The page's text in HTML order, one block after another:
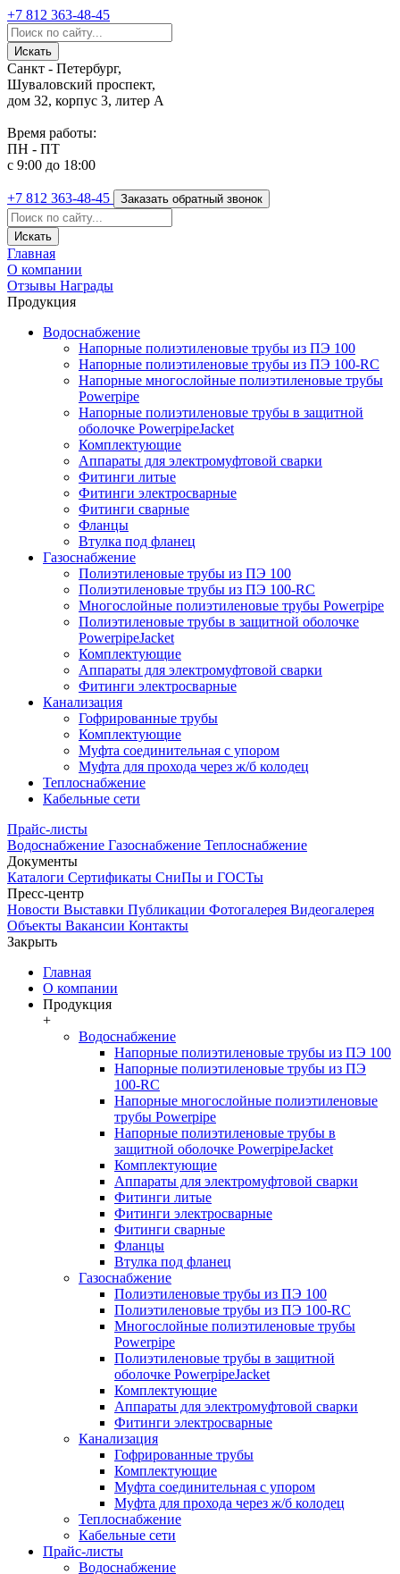
+7 812 363-48-45
Санкт - Петербург,
Шуваловский проспект,
дом 32, корпус 3, литер А
Время работы:
ПН - ПТ
с 9:00 до 18:00
+7 812 363-48-45 Заказать обратный звонок
Главная
О компании
Отзывы Награды
Продукция
Водоснабжение
Напорные полиэтиленовые трубы из ПЭ 100
Напорные полиэтиленовые трубы из ПЭ 100-RC
Напорные многослойные полиэтиленовые трубы
Powerpipe
Напорные полиэтиленовые трубы в защитной
оболочке PowerpipeJacket
Комплектующие
Аппараты для электромуфтовой сварки
Фитинги литые
Фитинги электросварные
Фитинги сварные
Фланцы
Втулка под фланец
Газоснабжение
Полиэтиленовые трубы из ПЭ 100
Полиэтиленовые трубы из ПЭ 100-RC
Многослойные полиэтиленовые трубы Powerpipe
Полиэтиленовые трубы в защитной оболочке
PowerpipeJacket
Комплектующие
Аппараты для электромуфтовой сварки
Фитинги электросварные
Канализация
Гофрированные трубы
Комплектующие
Муфта соединительная с упором
Муфта для прохода через ж/б колодец
Теплоснабжение
Кабельные сети
Прайс-листы
Водоснабжение Газоснабжение Теплоснабжение
Документы
Каталоги Сертификаты СниПы и ГОСТы
Пресс-центр
Новости Выставки Публикации Фотогалерея Видеогалерея
Объекты Вакансии Контакты
Закрыть
Главная
О компании
Продукция
+
Водоснабжение
Напорные полиэтиленовые трубы из ПЭ 100
Напорные полиэтиленовые трубы из ПЭ
100-RC
Напорные многослойные полиэтиленовые
трубы Powerpipe
Напорные полиэтиленовые трубы в
защитной оболочке PowerpipeJacket
Комплектующие
Аппараты для электромуфтовой сварки
Фитинги литые
Фитинги электросварные
Фитинги сварные
Фланцы
Втулка под фланец
Газоснабжение
Полиэтиленовые трубы из ПЭ 100
Полиэтиленовые трубы из ПЭ 100-RC
Многослойные полиэтиленовые трубы
Powerpipe
Полиэтиленовые трубы в защитной
оболочке PowerpipeJacket
Комплектующие
Аппараты для электромуфтовой сварки
Фитинги электросварные
Канализация
Гофрированные трубы
Комплектующие
Муфта соединительная с упором
Муфта для прохода через ж/б колодец
Теплоснабжение
Кабельные сети
Прайс-листы
Водоснабжение